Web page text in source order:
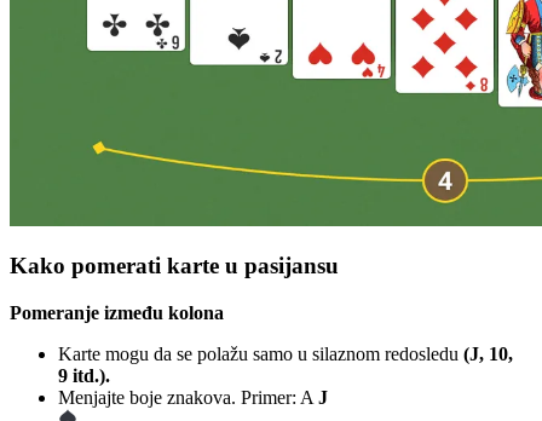
Kako pomerati karte u pasijansu
Pomeranje između kolona
Karte mogu da se polažu samo u silaznom redosledu (J, 10,
9 itd.).
Menjajte boje znakova. Primer: A J